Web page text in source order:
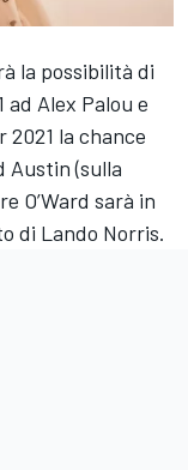
la possibilità di
ad Alex Palou e
2021 la chance
Austin (sulla
O’Ward sarà in
di Lando Norris.